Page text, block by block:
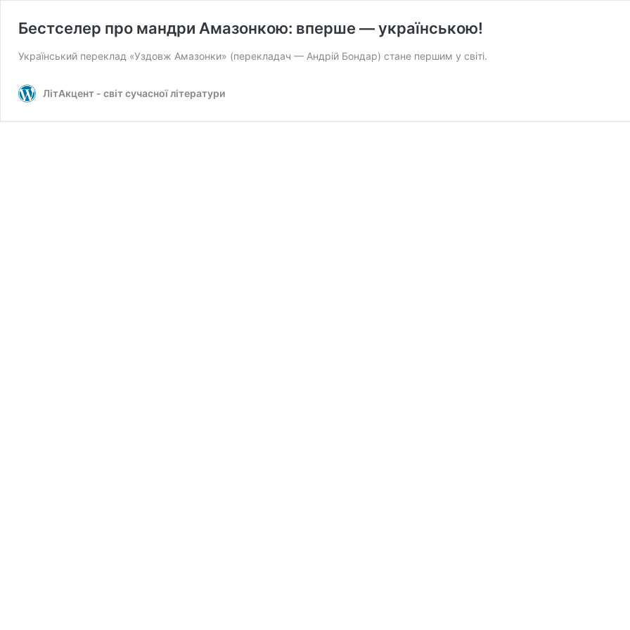
Бестселер про мандри Амазонкою: вперше — українською!
Український переклад «Уздовж Амазонки» (перекладач — Андрій Бондар) стане першим у світі.
ЛітАкцент - світ сучасної літератури